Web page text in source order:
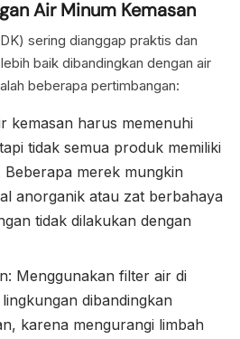
Air Minum Kemasan
sering dianggap praktis dan
baik dibandingkan dengan air
beberapa pertimbangan:
kemasan harus memenuhi
tidak semua produk memiliki
Beberapa merek mungkin
anorganik atau zat berbahaya
tidak dilakukan dengan
Menggunakan filter air di
dibandingkan
karena mengurangi limbah